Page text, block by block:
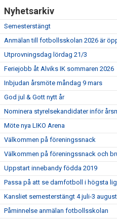
Nyhetsarkiv
Semesterstängt
Anmälan till fotbollsskolan 2026 är
Utprovningsdag lördag 21/3
Feriejobb åt Alviks IK sommaren 2026
Inbjudan årsmöte måndag 9 mars
God jul & Gott nytt år
Nominera styrelsekandidater inför
Möte nya LIKO Arena
Välkommen på föreningssnack
Välkommen på föreningssnack och
Uppstart innebandy födda 2019
Passa på att se damfotboll i högsta
Kansliet semesterstängt 4 juli-3
Påminnelse anmälan fotbollsskolan